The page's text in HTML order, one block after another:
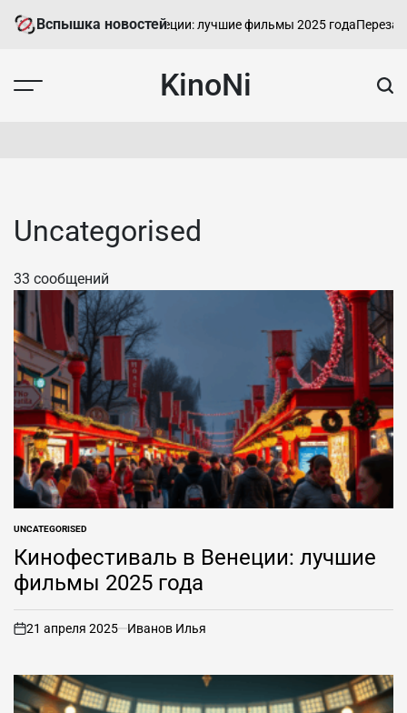
Вспышка новостей
Кинофестиваль в Венеции: лучшие фильмы 2025 года
KinoNi
Uncategorised
33 сообщений
ОПУБЛИКОВАНО
В
UNCATEGORISED
Кинофестиваль в Венеции: лучшие
фильмы 2025 года
вкл
21 апреля 2025 Иванов Илья